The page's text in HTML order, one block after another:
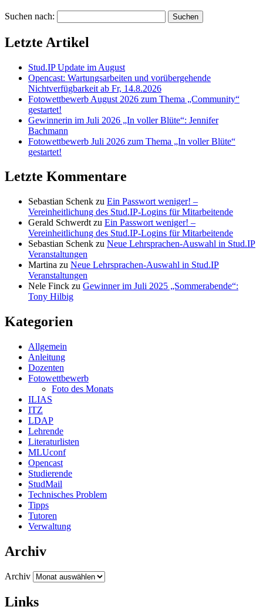
Suchen nach:
Letzte Artikel
Stud.IP Update im August
Opencast: Wartungsarbeiten und vorübergehende
Nichtverfügbarkeit ab Fr, 14.8.2026
Fotowettbewerb August 2026 zum Thema „Community“
gestartet!
Gewinnerin im Juli 2026 „In voller Blüte“: Jennifer
Bachmann
Fotowettbewerb Juli 2026 zum Thema „In voller Blüte“
gestartet!
Letzte Kommentare
Sebastian Schenk zu Ein Passwort weniger! –
Vereinheitlichung des Stud.IP-Logins für Mitarbeitende
Gerald Schwerdt zu Ein Passwort weniger! –
Vereinheitlichung des Stud.IP-Logins für Mitarbeitende
Sebastian Schenk zu Neue Lehrsprachen-Auswahl in Stud.IP
Veranstaltungen
Martina zu Neue Lehrsprachen-Auswahl in Stud.IP
Veranstaltungen
Nele Finck zu Gewinner im Juli 2025 „Sommerabende“:
Tony Hilbig
Kategorien
Allgemein
Anleitung
Dozenten
Fotowettbewerb
Foto des Monats
ILIAS
ITZ
LDAP
Lehrende
Literaturlisten
MLUconf
Opencast
Studierende
StudMail
Technisches Problem
Tipps
Tutoren
Verwaltung
Archiv
Archiv
Links